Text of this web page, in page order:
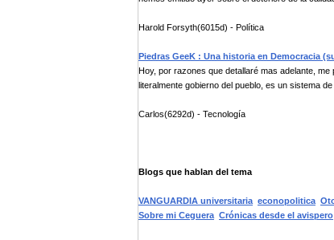
Harold Forsyth(6015d) - Política
Piedras GeeK : Una historia en Democracia
Hoy, por razones que detallaré mas adelante,
literalmente gobierno del pueblo, es un sistema de
Carlos(6292d) - Tecnología
Blogs que hablan del tema
VANGUARDIA universitaria econopolitica
Sobre mi Ceguera Crónicas desde el avispero